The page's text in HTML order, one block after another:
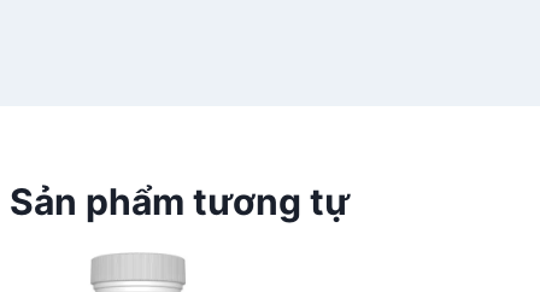
Sản phẩm tương tự